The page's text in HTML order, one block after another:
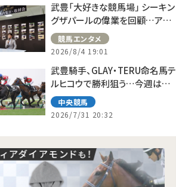
武豊「大好きな競馬場」 シーキン
グザパールの偉業を回顧…アス
コット、ドーヴィルへの思い語る
競馬エンタメ
2026/8/4 19:01
武豊騎手、GLAY・TERU命名馬テ
ルヒコウで勝利狙う…今週は札
幌で10鞍
中央競馬
2026/7/31 20:32